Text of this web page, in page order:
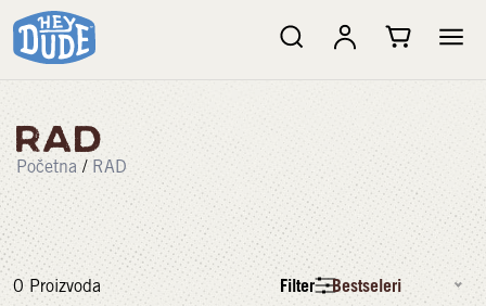
RAD
Početna / RAD
0Proizvoda Filter Bestseleri